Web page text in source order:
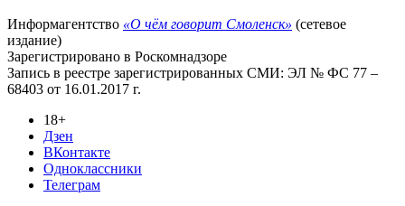
Информагентство «О чём говорит Смоленск» (сетевое
издание)
Зарегистрировано в Роскомнадзоре
Запись в реестре зарегистрированных СМИ: ЭЛ № ФС 77 –
68403 от 16.01.2017 г.
18+
Дзен
ВКонтакте
Одноклассники
Телеграм